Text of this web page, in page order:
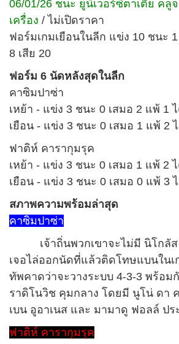
06/01/26 ชนะ ยูนิเวอร์ซิตาเตีย คลู
เครื่อง / ไม่เปิดราคา
ฟอร์มเกมเยือนในลีก แข่ง 10 ชนะ
8 เสีย 20
ฟอร์ม 6 นัดหลังสุดในลีก
คาซิมปาซ่า
เหย้า - แข่ง 3 ชนะ 0 เสมอ 2 แพ้ 1
เยือน - แข่ง 3 ชนะ 0 เสมอ 1 แพ้ 2
ฟาติห์ คารากุมรุค
เหย้า - แข่ง 3 ชนะ 0 เสมอ 1 แพ้ 2
เยือน - แข่ง 3 ชนะ 0 เสมอ 0 แพ้ 3
สภาพความพร้อมล่าสุด
คาซิมปาซ่า
เจ้าถิ่นพวกเขาจะไม่มี นิโกลัส
เจอไล่ออกนัดที่แล้วติดโทษแบนใน
ทัพคาดว่าจะวางระบบ 4-3-3 พร้อม
ราดิโนวิช คุมกลาง โดยมี นูโน่ ดา
เบน อูอาเนส และ มามาดู ฟอลล์ ป
ฟาติห์ คารากุมรุค